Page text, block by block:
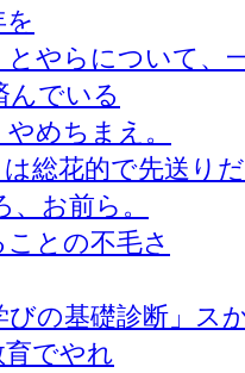
とやらについて、
んでいる
めちまえ。
は総花的で先送り
お前ら。
ことの不毛さ
びの基礎診断」ス
育でやれ